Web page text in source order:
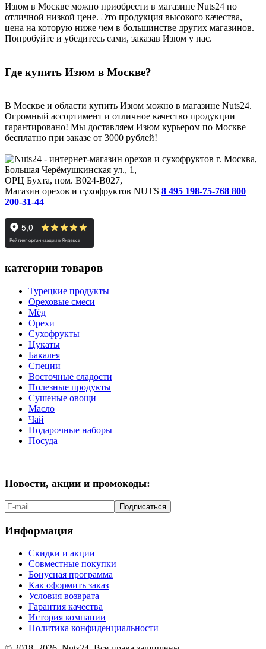
Изюм в Москве можно приобрести в магазине Nuts24 по
отличной низкой цене. Это продукция высокого качества,
цена на которую ниже чем в большинстве других магазинов.
Попробуйте и убедитесь сами, заказав Изюм у нас.
Где купить Изюм в Москве?
В Москве и области купить Изюм можно в магазине Nuts24.
Огромный ассортимент и отличное качество продукции
гарантировано! Мы доставляем Изюм курьером по Москве
бесплатно при заказе от 3000 рублей!
г. Москва,
Большая Черёмушкинская ул., 1,
ОРЦ Бухта, пом. B024-B027,
Магазин орехов и сухофруктов NUTS 8 495 198-75-768 800
200-31-44
категории товаров
Турецкие продукты
Ореховые смеси
Мёд
Орехи
Сухофрукты
Цукаты
Бакалея
Специи
Восточные сладости
Полезные продукты
Сушеные овощи
Масло
Чай
Подарочные наборы
Посуда
Новости, акции и промокоды:
Подписаться
Информация
Скидки и акции
Совместные покупки
Бонусная программа
Как оформить заказ
Условия возврата
Гарантия качества
История компании
Политика конфиденциальности